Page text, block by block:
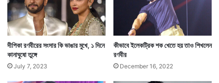
দীপিকা রণবীরের সংসার কি ভাঙার মুখে, ১ দিনে
কানাঘুষো তুঙ্গে
July 7, 2023
কীভাবে ইলেকট্রিক শক খেতে হয় তাও শিখলেন
রণবীর
December 16, 2022